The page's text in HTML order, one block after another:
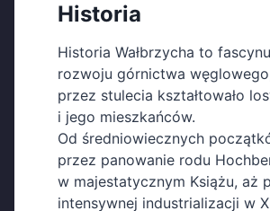
Historia
Historia Wałbrzycha to
rozwoju górnictwa
przez stulecia kształtowało
i jego mieszkańców.
Od średniowiecznych
przez panowanie rodu
w majestatycznym Książu, aż
intensywnej industrializacji w